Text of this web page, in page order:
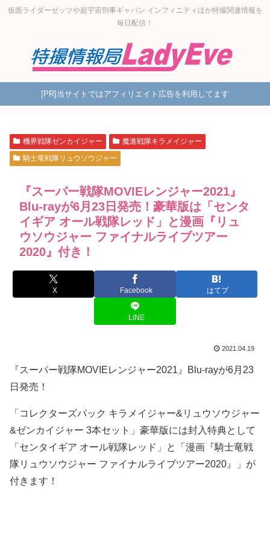
仮面ライダーゼッツや超宇宙刑事ギャバン インフィニティほか特撮関連情報を
毎日配信！
[PR]当サイトではアフィリエイト広告を利用してます
機界戦隊ゼンカイジャー
魔進戦隊キラメイジャー
騎士竜戦隊リュウソウジャー
『スーパー戦隊MOVIEレンジャー2021』
Blu-rayが6月23日発売！豪華版は「センタ
イギア オール戦隊レッド」と漫画『リュ
ウソウジャー ファイナルライブツアー
2020』付き！
X Facebook はてブ
LINE
2021.04.19
『スーパー戦隊MOVIEレンジャー2021』Blu-rayが6月23
日発売！
「コレクターズパック キラメイジャー&リュウソウジャー
&ゼンカイジャー 3本セット」豪華版には封入特典として
「センタイギア オール戦隊レッド」と「漫画『騎士竜戦
隊リュウソウジャー ファイナルライブツアー2020』」が
付きます！